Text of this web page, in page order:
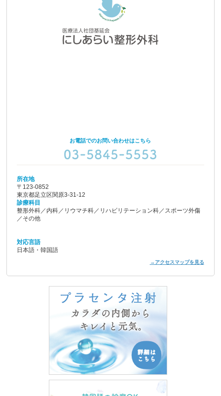
お電話でのお問い合わせはこちら
所在地
〒123-0852
東京都足立区関原3-31-12
診療科目
整形外科／内科／リウマチ科／リハビリテーション科／スポーツ外傷
／その他
対応言語
日本語・韓国語
→アクセスマップを見る